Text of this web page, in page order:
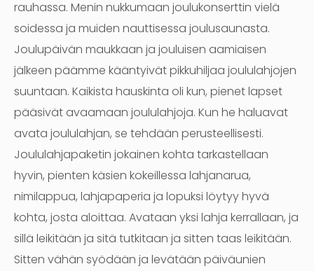
rauhassa. Menin nukkumaan joulukonserttin vielä
soidessa ja muiden nauttisessa joulusaunasta.
Joulupäivän maukkaan ja jouluisen aamiaisen
jälkeen päämme kääntyivät pikkuhiljaa joululahjojen
suuntaan. Kaikista hauskinta oli kun, pienet lapset
pääsivät avaamaan joululahjoja. Kun he haluavat
avata joululahjan, se tehdään perusteellisesti.
Joululahjapaketin jokainen kohta tarkastellaan
hyvin, pienten käsien kokeillessa lahjanarua,
nimilappua, lahjapaperia ja lopuksi löytyy hyvä
kohta, josta aloittaa. Avataan yksi lahja kerrallaan, ja
sillä leikitään ja sitä tutkitaan ja sitten taas leikitään.
Sitten vähän syödään ja levätään päiväunien